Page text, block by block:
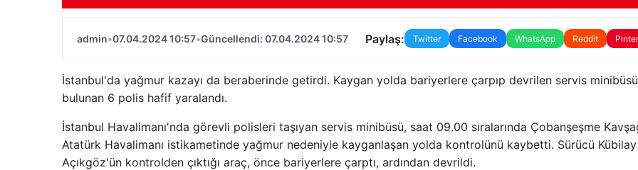
admin•07.04.2024 10:57•Güncellendi: 07.04.2024 10:57 Paylaş: Twitter Facebook WhatsApp Reddit
İstanbul'da yağmur kazayı da beraberinde getirdi. Kaygan yolda bariyerlere çarpıp devrilen servis
bulunan 6 polis hafif yaralandı.
İstanbul Havalimanı'nda görevli polisleri taşıyan servis minibüsü, saat 09.00 sıralarında Çobanşeşme
Atatürk Havalimanı istikametinde yağmur nedeniyle kayganlaşan yolda kontrolünü kaybetti. Sürücü Kübilay
Açıkgöz'ün kontrolden çıktığı araç, önce bariyerlere çarptı, ardından devrildi.